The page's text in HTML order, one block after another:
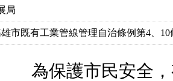
局
市既有工業管線管理自治條例第4、10
保護市民安全，